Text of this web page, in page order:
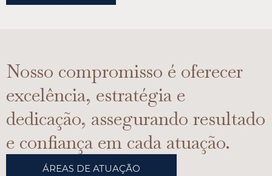
Nosso compromisso é oferecer
excelência, estratégia e
dedicação, assegurando resultado
e confiança em cada atuação.
ÁREAS DE ATUAÇÃO